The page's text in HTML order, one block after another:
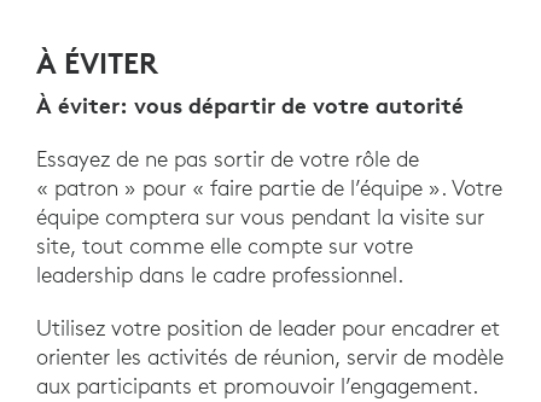
À ÉVITER
À éviter: vous départir de votre autorité
Essayez de ne pas sortir de votre rôle de
« patron » pour « faire partie de l’équipe ». Votre
équipe comptera sur vous pendant la visite sur
site, tout comme elle compte sur votre
leadership dans le cadre professionnel.
Utilisez votre position de leader pour encadrer et
orienter les activités de réunion, servir de modèle
aux participants et promouvoir l’engagement.